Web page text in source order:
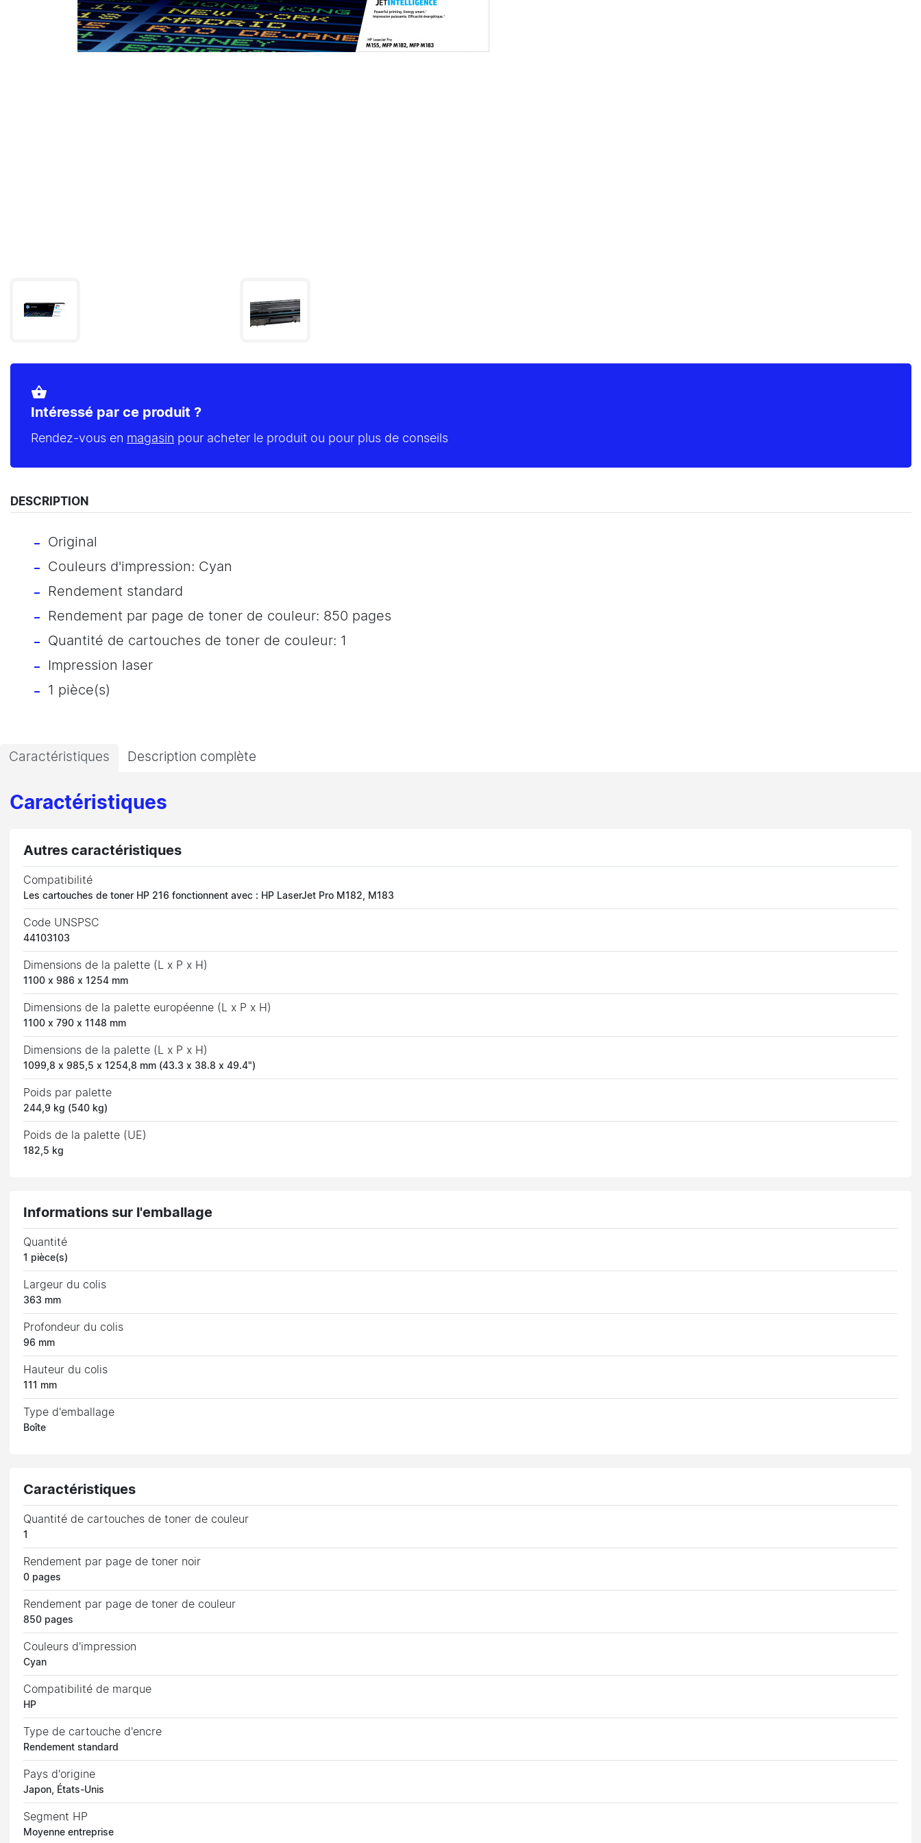
shopping_basket
Intéressé par ce produit ?
Rendez-vous en magasin pour acheter le produit ou pour plus de conseils
DESCRIPTION
Original
Couleurs d'impression: Cyan
Rendement standard
Rendement par page de toner de couleur: 850 pages
Quantité de cartouches de toner de couleur: 1
Impression laser
1 pièce(s)
Caractéristiques Description complète
Caractéristiques
Autres caractéristiques
Compatibilité
Les cartouches de toner HP 216 fonctionnent avec : HP LaserJet Pro M182, M183
Code UNSPSC
44103103
Dimensions de la palette (L x P x H)
1100 x 986 x 1254 mm
Dimensions de la palette européenne (L x P x H)
1100 x 790 x 1148 mm
Dimensions de la palette (L x P x H)
1099,8 x 985,5 x 1254,8 mm (43.3 x 38.8 x 49.4")
Poids par palette
244,9 kg (540 kg)
Poids de la palette (UE)
182,5 kg
Informations sur l'emballage
Quantité
1 pièce(s)
Largeur du colis
363 mm
Profondeur du colis
96 mm
Hauteur du colis
111 mm
Type d'emballage
Boîte
Caractéristiques
Quantité de cartouches de toner de couleur
1
Rendement par page de toner noir
0 pages
Rendement par page de toner de couleur
850 pages
Couleurs d'impression
Cyan
Compatibilité de marque
HP
Type de cartouche d'encre
Rendement standard
Pays d'origine
Japon, États-Unis
Segment HP
Moyenne entreprise